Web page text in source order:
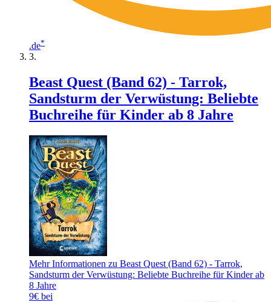
.de*
Beast Quest (Band 62) - Tarrok,
Sandsturm der Verwüstung: Beliebte
Buchreihe für Kinder ab 8 Jahre
Mehr Informationen zu Beast Quest (Band 62) - Tarrok,
Sandsturm der Verwüstung: Beliebte Buchreihe für Kinder ab
8 Jahre
9€ bei